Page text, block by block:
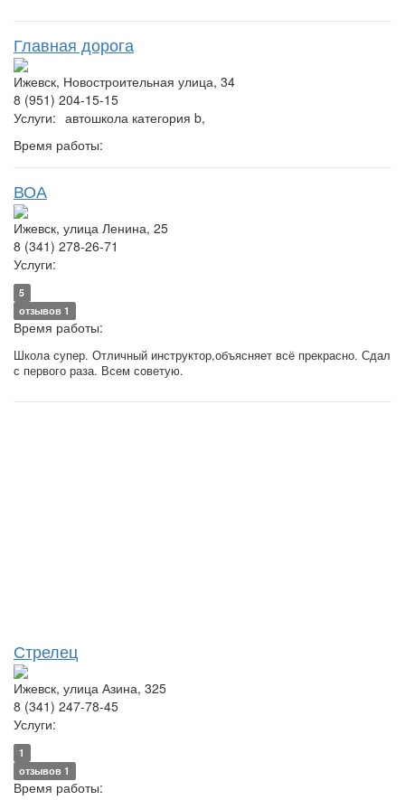
Главная дорога
Ижевск, Новостроительная улица, 34
8 (951) 204-15-15
Услуги: автошкола категория b,
Время работы:
ВОА
Ижевск, улица Ленина, 25
8 (341) 278-26-71
Услуги:
5
отзывов 1
Время работы:
Школа супер. Отличный инструктор,объясняет всё прекрасно. Сдал
с первого раза. Всем советую.
Стрелец
Ижевск, улица Азина, 325
8 (341) 247-78-45
Услуги:
1
отзывов 1
Время работы: